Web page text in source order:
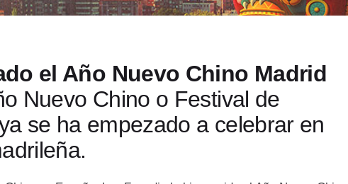
el Año Nuevo Chino Madrid
Nuevo Chino o Festival de
se ha empezado a celebrar en